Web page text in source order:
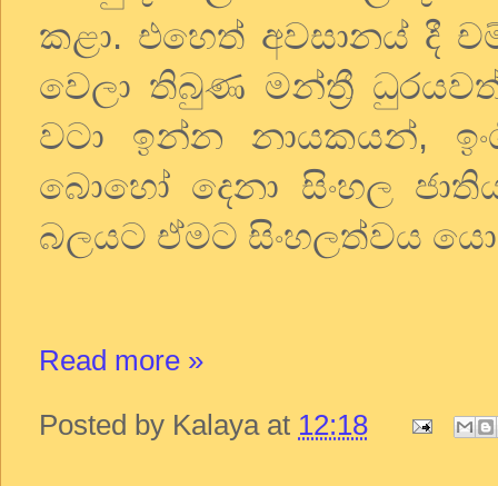
කළා. එහෙත් අවසානය් දී
වෙලා තිබුණ මන්ත්‍රී
වටා ඉන්න නායකයන්,
බොහෝ දෙනා සිංහල
බලයට ඒමට සිංහලත්වය
Read more »
Posted by Kalaya at 12:18